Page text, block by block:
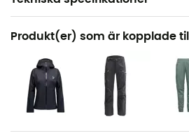
Rekommenderad för
Touring Skidåkning /
Dam
Vikt
Produkt(er) som är kopplade